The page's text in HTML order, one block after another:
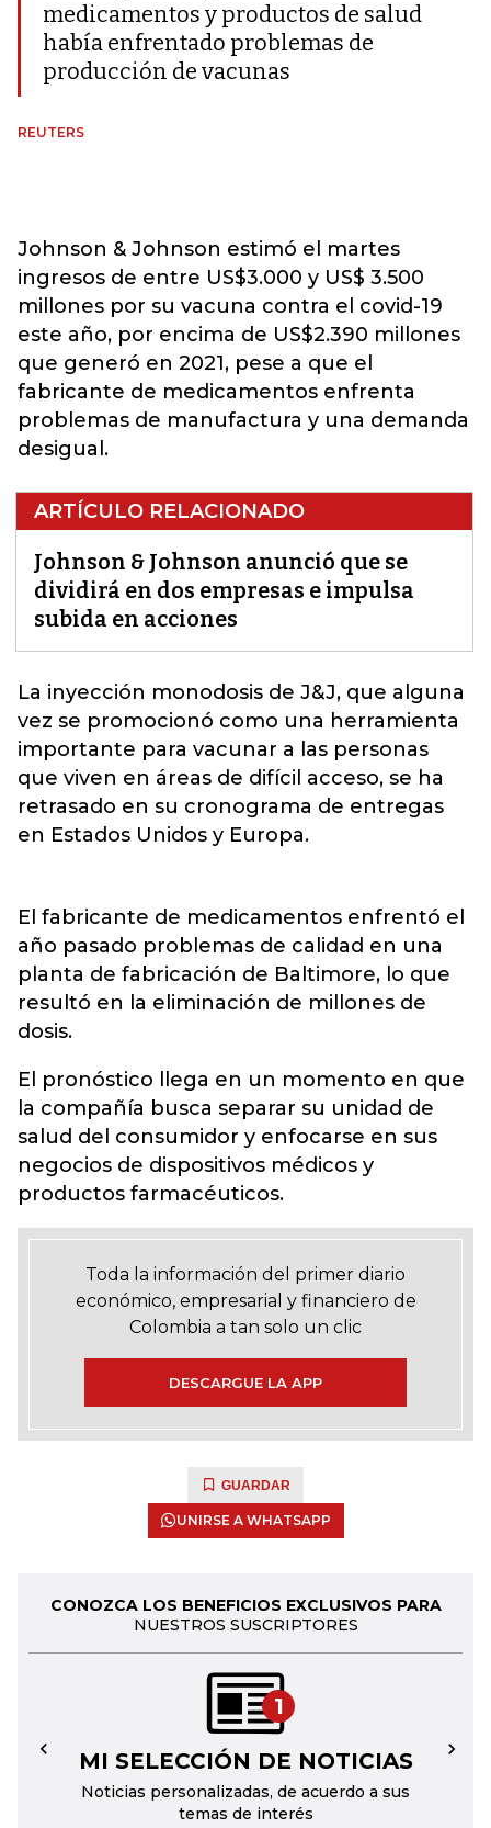
medicamentos y productos de salud
había enfrentado problemas de
producción de vacunas
REUTERS
Johnson & Johnson estimó el martes
ingresos de entre US$3.000 y US$ 3.500
millones por su vacuna contra el covid-19
este año, por encima de US$2.390 millones
que generó en 2021, pese a que el
fabricante de medicamentos enfrenta
problemas de manufactura y una demanda
desigual.
ARTÍCULO RELACIONADO
Johnson & Johnson anunció que se
dividirá en dos empresas e impulsa
subida en acciones
La inyección monodosis de J&J, que alguna
vez se promocionó como una herramienta
importante para vacunar a las personas
que viven en áreas de difícil acceso, se ha
retrasado en su cronograma de entregas
en Estados Unidos y Europa.
El fabricante de medicamentos enfrentó el
año pasado problemas de calidad en una
planta de fabricación de Baltimore, lo que
resultó en la eliminación de millones de
dosis.
El pronóstico llega en un momento en que
la compañía busca separar su unidad de
salud del consumidor y enfocarse en sus
negocios de dispositivos médicos y
productos farmacéuticos.
Toda la información del primer diario
económico, empresarial y financiero de
Colombia a tan solo un clic
DESCARGUE LA APP
GUARDAR
UNIRSE A WHATSAPP
CONOZCA LOS BENEFICIOS EXCLUSIVOS PARA
NUESTROS SUSCRIPTORES
1
MI SELECCIÓN DE NOTICIAS
Noticias personalizadas, de acuerdo a sus
temas de interés
← →